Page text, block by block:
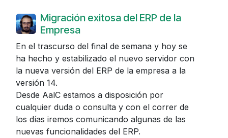
Migración exitosa del ERP de la
Empresa
En el trascurso del final de semana y hoy se
ha hecho y estabilizado el nuevo servidor con
la nueva versión del ERP de la empresa a la
versión 14.
Desde AalC estamos a disposición por
cualquier duda o consulta y con el correr de
los días iremos comunicando algunas de las
nuevas funcionalidades del ERP.